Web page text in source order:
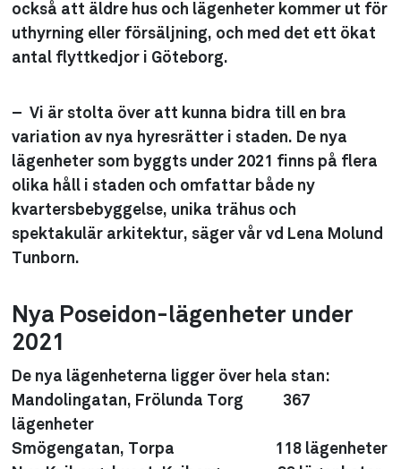
också att äldre hus och lägenheter kommer ut för
uthyrning eller försäljning, och med det ett ökat
antal flyttkedjor i Göteborg.
– Vi är stolta över att kunna bidra till en bra
variation av nya hyresrätter i staden. De nya
lägenheter som byggts under 2021 finns på flera
olika håll i staden och omfattar både ny
kvartersbebyggelse, unika trähus och
spektakulär arkitektur, säger vår vd Lena Molund
Tunborn.
Nya Poseidon-lägenheter under
2021
De nya lägenheterna ligger över hela stan:
Mandolingatan, Frölunda Torg 367
lägenheter
Smögengatan, Torpa 118 lägenheter